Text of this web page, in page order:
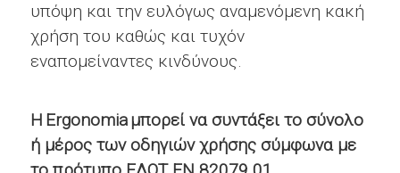
υπόψη και την ευλόγως αναμενόμενη κακή
χρήση του καθώς και τυχόν
εναπομείναντες κινδύνους.
Η Ergonomiaμπορεί να συντάξει το σύνολο
ή μέρος των οδηγιών χρήσης σύμφωνα με